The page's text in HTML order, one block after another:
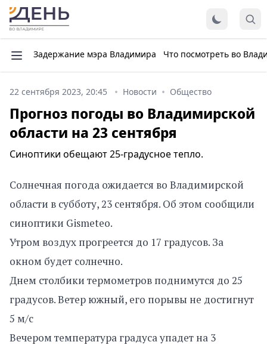
Задержание мэра Владимира Что посмотреть во
22 сентября 2023, 20:45 Новости Общество
Прогноз погоды во Владимирской
области на 23 сентября
Синоптики обещают 25-градусное тепло.
Солнечная погода ожидается во Владимирской
области в субботу, 23 сентября. Об этом сообщили
синоптики Gismeteo.
Утром воздух прогреется до 17 градусов. За
окном будет солнечно.
Днем столбики термометров поднимутся до 25
градусов. Ветер южный, его порывы не достигнут
5 м/с
Вечером температура градуса упадет на 3